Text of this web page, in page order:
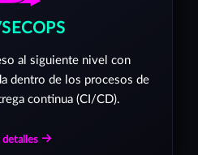
al siguiente nivel con
dentro de los procesos de
continua (CI/CD).
detalles